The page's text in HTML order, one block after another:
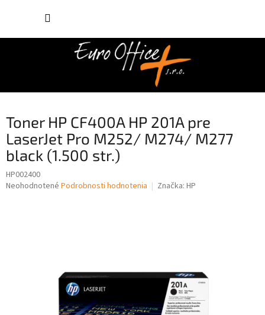
Toner HP CF400A HP 201A pre
LaserJet Pro M252/ M274/ M277
black (1.500 str.)
HP002400
Priemerné
Neohodnotené Podrobnosti hodnotenia Značka: HP